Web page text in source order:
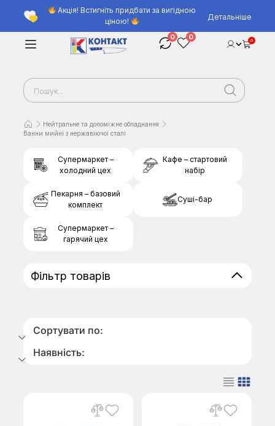
Акція! Встигніть придбати за вигідною
ціною!
Детальніше
0 0 0
Нейтральне та допоміжне обладнання
Ванни мийні з нержавіючої сталі
Фільтр товарів
Супермаркет –
холодний цех
Кафе – стартовий
набір
Пекарня – базовий
комплект
Суші-бар
Супермаркет –
гарячий цех
Сортувати по:
Наявність: